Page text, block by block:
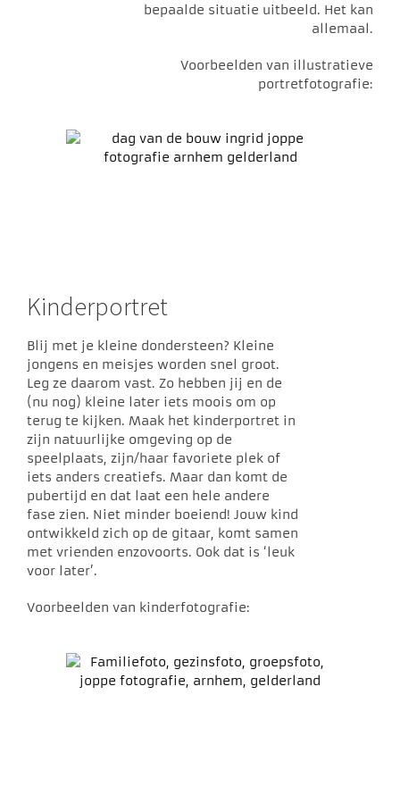
bepaalde situatie uitbeeld. Het kan
allemaal.
Voorbeelden van illustratieve
portretfotografie:
Kinderportret
Blij met je kleine dondersteen? Kleine
jongens en meisjes worden snel groot.
Leg ze daarom vast. Zo hebben jij en de
(nu nog) kleine later iets moois om op
terug te kijken. Maak het kinderportret in
zijn natuurlijke omgeving op de
speelplaats, zijn/haar favoriete plek of
iets anders creatiefs. Maar dan komt de
pubertijd en dat laat een hele andere
fase zien. Niet minder boeiend! Jouw kind
ontwikkeld zich op de gitaar, komt samen
met vrienden enzovoorts. Ook dat is ‘leuk
voor later’.
Voorbeelden van kinderfotografie: